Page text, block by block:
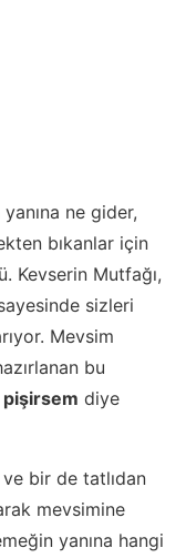
ne gider,
bıkanlar için
Kevserin Mutfağı,
sizleri
Mevsim
bu
pişirsem diye
bir de tatlıdan
mevsimine
yanına hangi